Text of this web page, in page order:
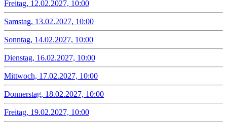
Freitag, 12.02.2027, 10:00
Samstag, 13.02.2027, 10:00
Sonntag, 14.02.2027, 10:00
Dienstag, 16.02.2027, 10:00
Mittwoch, 17.02.2027, 10:00
Donnerstag, 18.02.2027, 10:00
Freitag, 19.02.2027, 10:00